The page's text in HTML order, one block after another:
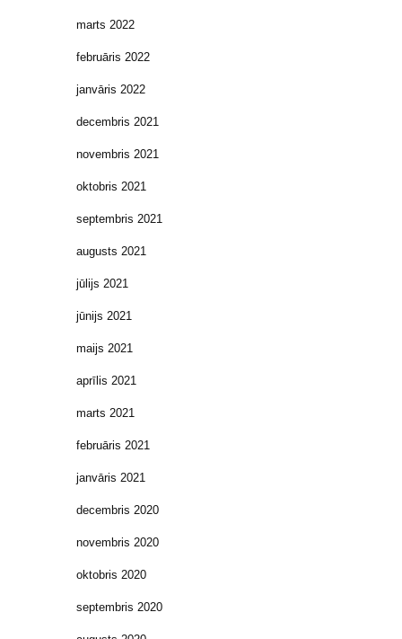
marts 2022
februāris 2022
janvāris 2022
decembris 2021
novembris 2021
oktobris 2021
septembris 2021
augusts 2021
jūlijs 2021
jūnijs 2021
maijs 2021
aprīlis 2021
marts 2021
februāris 2021
janvāris 2021
decembris 2020
novembris 2020
oktobris 2020
septembris 2020